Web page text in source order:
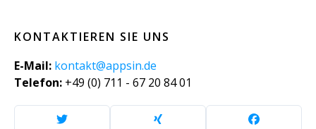
KONTAKTIEREN SIE UNS
E-Mail: kontakt@appsin.de
Telefon: +49 (0) 711 - 67 20 84 01